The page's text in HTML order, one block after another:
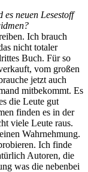
es neuen Lesestoff
Ich brauch
nicht totaler
Buch. Für so
vom großen
jetzt auch
mitbekommt. Es
die Leute gut
finden es in der
viele Leute raus.
Wahrnehmung.
Ich finde
Autoren, die
was die nebenbei